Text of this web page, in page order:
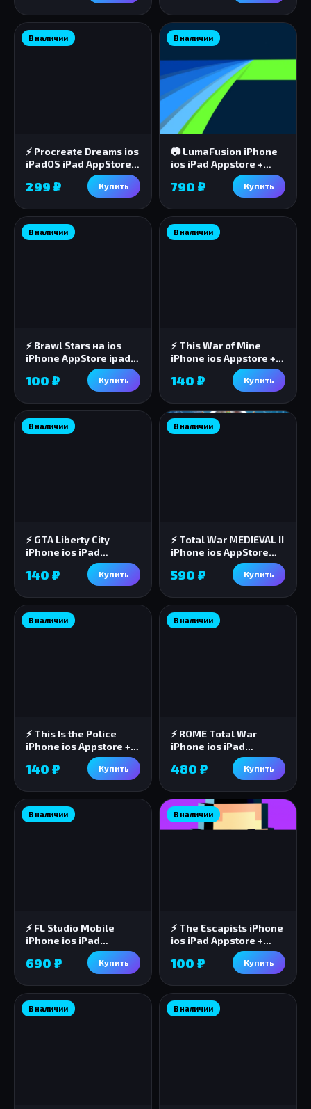
В наличии
⚡️ Procreate Dreams ios
iPadOS iPad AppStore +
299 ₽ Купить
В наличии
📷 LumaFusion iPhone
ios iPad Appstore +
ПОДАРОК 🎁🎈
790 ₽ Купить
В наличии
⚡️ Brawl Stars на ios
iPhone AppStore ipad +
100 ₽ Купить
В наличии
⚡️ This War of Mine
iPhone ios Appstore +
ПОДАРОК 🎁🎈
140 ₽ Купить
В наличии
⚡️ GTA Liberty City
iPhone ios iPad
Appstore + БОНУС 🎁
140 ₽ Купить
В наличии
⚡️ Total War MEDIEVAL II
iPhone ios AppStore
590 ₽ Купить
В наличии
⚡️ This Is the Police
iPhone ios Appstore +
ПОДАРОК🎁🎈
140 ₽ Купить
В наличии
⚡️ ROME Total War
iPhone ios iPad
Appstore + ПОДАРОК 🎁
480 ₽ Купить
В наличии
⚡ FL Studio Mobile
iPhone ios iPad
Appstore + БОНУС 🎁
690 ₽ Купить
В наличии
⚡️ The Escapists iPhone
ios iPad Appstore +
ПОДАРОК🎁🎈
100 ₽ Купить
В наличии В наличии